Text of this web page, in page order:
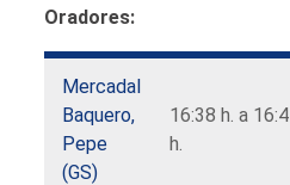
Oradores:
Mercadal
Baquero,
Pepe
(GS)
16:38 h. a
h.